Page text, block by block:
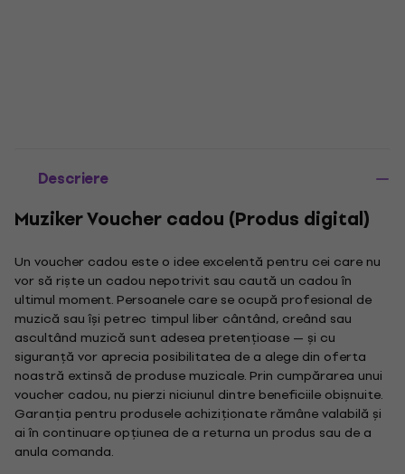
Descriere
Muziker Voucher cadou (Produs digital)
Un voucher cadou este o idee excelentă pentru cei care nu
vor să riște un cadou nepotrivit sau caută un cadou în
ultimul moment. Persoanele care se ocupă profesional de
muzică sau își petrec timpul liber cântând, creând sau
ascultând muzică sunt adesea pretențioase — și cu
siguranță vor aprecia posibilitatea de a alege din oferta
noastră extinsă de produse muzicale. Prin cumpărarea unui
voucher cadou, nu pierzi niciunul dintre beneficiile obișnuite.
Garanția pentru produsele achiziționate rămâne valabilă și
ai în continuare opțiunea de a returna un produs sau de a
anula comanda.